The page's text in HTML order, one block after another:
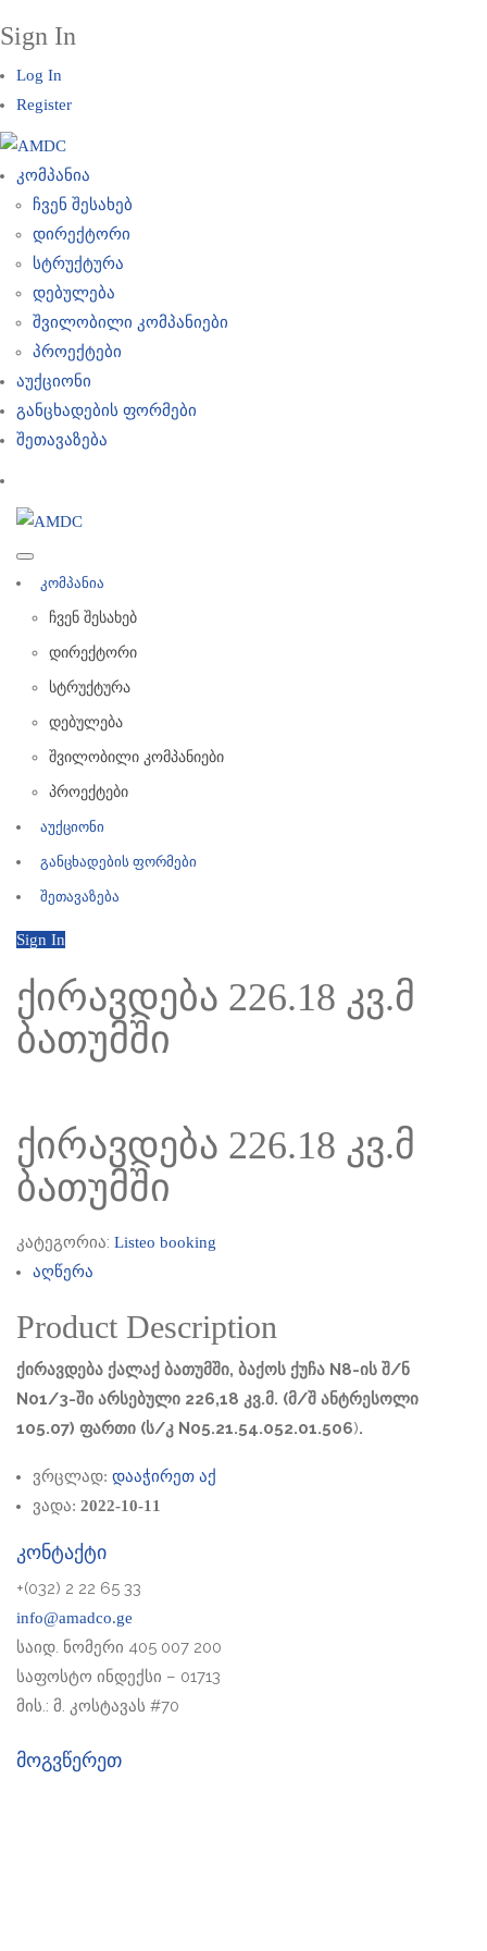
Sign In
Log In
Register
კომპანია
ჩვენ შესახებ
დირექტორი
სტრუქტურა
დებულება
შვილობილი კომპანიები
პროექტები
აუქციონი
განცხადების ფორმები
შეთავაზება
კომპანია
ჩვენ შესახებ
დირექტორი
სტრუქტურა
დებულება
შვილობილი კომპანიები
პროექტები
აუქციონი
განცხადების ფორმები
შეთავაზება
Sign In
ქირავდება 226.18 კვ.მ
ბათუმში
ქირავდება 226.18 კვ.მ
ბათუმში
კატეგორია: Listeo booking
აღწერა
Product Description
ქირავდება ქალაქ ბათუმში, ბაქოს ქუჩა N8-ის შ/ნ
N01/3-ში არსებული 226,18 კვ.მ. (მ/შ ანტრესოლი
105.07) ფართი (ს/კ N05.21.54.052.01.506).
ვრცლად: დააჭირეთ აქ
ვადა: 2022-10-11
კონტაქტი
+(032) 2 22 65 33
info@amadco.ge
საიდ. ნომერი 405 007 200
საფოსტო ინდექსი – 01713
მის.: მ. კოსტავას #70
მოგვწერეთ